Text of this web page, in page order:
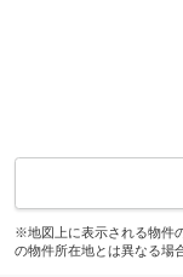
※地図上に表示される物件
の物件所在地とは異なる場